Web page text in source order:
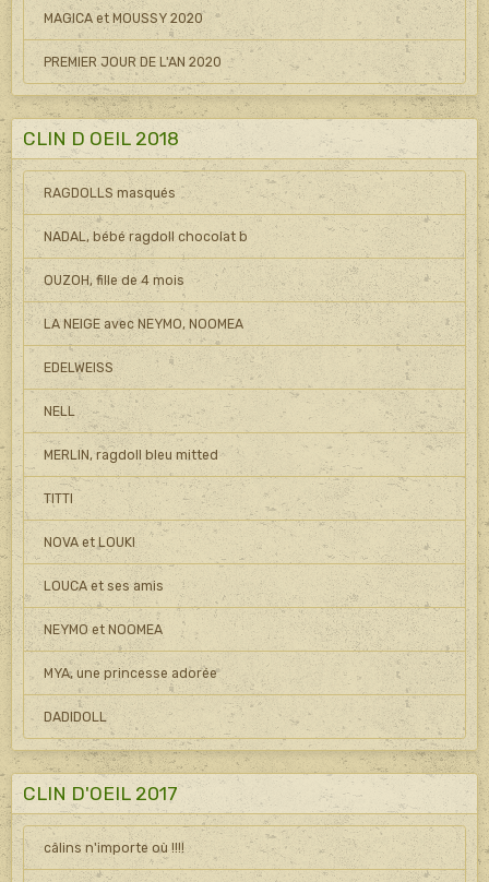
MAGICA et MOUSSY 2020
PREMIER JOUR DE L'AN 2020
CLIN D OEIL 2018
RAGDOLLS masqués
NADAL, bébé ragdoll chocolat b
OUZOH, fille de 4 mois
LA NEIGE avec NEYMO, NOOMEA
EDELWEISS
NELL
MERLIN, ragdoll bleu mitted
TITTI
NOVA et LOUKI
LOUCA et ses amis
NEYMO et NOOMEA
MYA, une princesse adorée
DADIDOLL
CLIN D'OEIL 2017
câlins n'importe où !!!!